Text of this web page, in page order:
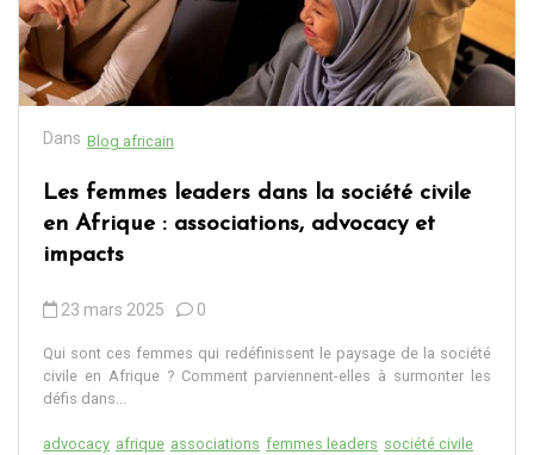
Dans Blog africain
Les femmes leaders dans la société civile
en Afrique : associations, advocacy et
impacts
23 mars 2025 0
Qui sont ces femmes qui redéfinissent le paysage de la société
civile en Afrique ? Comment parviennent-elles à surmonter les
défis dans...
advocacy afrique associations femmes leaders société civile